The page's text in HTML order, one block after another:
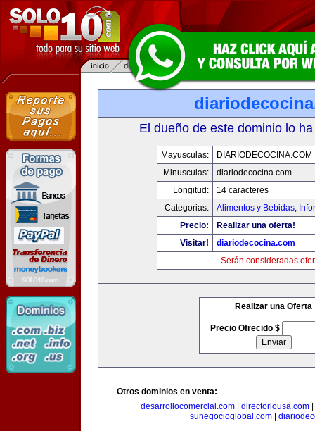
El dueño de este dominio lo
Mayusculas:
DIARIODECOCINA.COM
Minusculas:
diariodecocina.com
Longitud:
14 caracteres
Categorias:
Alimentos y Bebidas,
Precio:
Realizar una oferta!
Visitar!
diariodecocina.com
Serán consideradas
Realizar una Oferta
Precio Ofrecido $
Otros dominios en venta:
desarrollocomercial.com
directoriousa.com
sunegocioglobal.com|